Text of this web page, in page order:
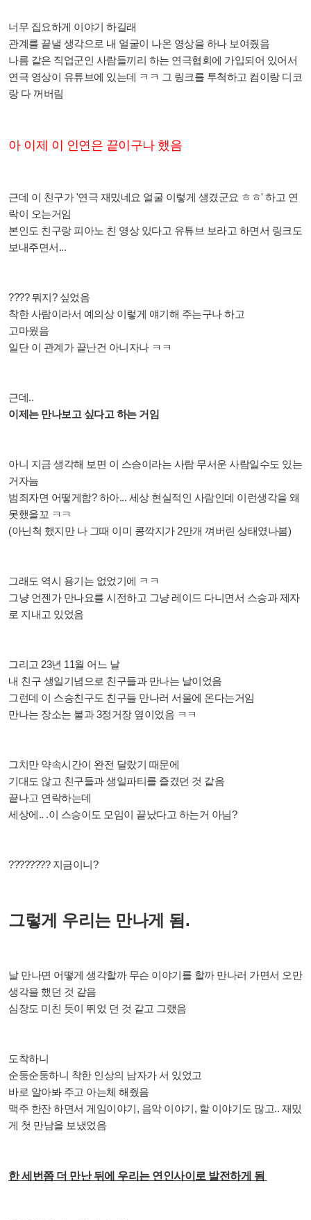
너무 집요하게 이야기 하길래
관계를 끝낼 생각으로 내 얼굴이 나온 영상을 하나 보여줬음
나름 같은 직업군인 사람들끼리 하는 연극협회에 가입되어 있어서
연극 영상이 유튜브에 있는데 ㅋㅋ 그 링크를 투척하고 컴이랑 디코
랑 다 꺼버림
아 이제 이 인연은 끝이구나 했음
근데 이 친구가 '연극 재밌네요 얼굴 이렇게 생겼군요 ㅎㅎ' 하고 연
락이 오는거임
본인도 친구랑 피아노 친 영상 있다고 유튜브 보라고 하면서 링크도
보내주면서...
???? 뭐지? 싶었음
착한 사람이라서 예의상 이렇게 얘기해 주는구나 하고
고마웠음
일단 이 관계가 끝난건 아니자나 ㅋㅋ
근데..
이제는 만나보고 싶다고 하는 거임
아니 지금 생각해 보면 이 스승이라는 사람 무서운 사람일수도 있는
거자늠
범죄자면 어떻게함? 하아... 세상 현실적인 사람인데 이런생각을 왜
못했을꼬 ㅋㅋ
(아닌척 했지만 나 그때 이미 콩깍지가 2만개 껴버린 상태였나봄)
그래도 역시 용기는 없었기에 ㅋㅋ
그냥 언젠가 만나요를 시전하고 그냥 레이드 다니면서 스승과 제자
로 지내고 있었음
그리고 23년 11월 어느 날
내 친구 생일기념으로 친구들과 만나는 날이었음
그런데 이 스승친구도 친구들 만나러 서울에 온다는거임
만나는 장소는 불과 3정거장 옆이었음 ㅋㅋ
그치만 약속시간이 완전 달랐기 때문에
기대도 않고 친구들과 생일파티를 즐겼던 것 같음
끝나고 연락하는데
세상에.. .이 스승이도 모임이 끝났다고 하는거 아님?
???????? 지금이니?
그렇게 우리는 만나게 됨.
날 만나면 어떻게 생각할까 무슨 이야기를 할까 만나러 가면서 오만
생각을 했던 것 같음
심장도 미친 듯이 뛰었 던 것 같고 그랬음
도착하니
순둥순둥하니 착한 인상의 남자가 서 있었고
바로 알아봐 주고 아는체 해줬음
맥주 한잔 하면서 게임이야기, 음악 이야기, 할 이야기도 많고.. 재밌
게 첫 만남을 보냈었음
한 세번쯤 더 만난 뒤에 우리는 연인사이로 발전하게 됨